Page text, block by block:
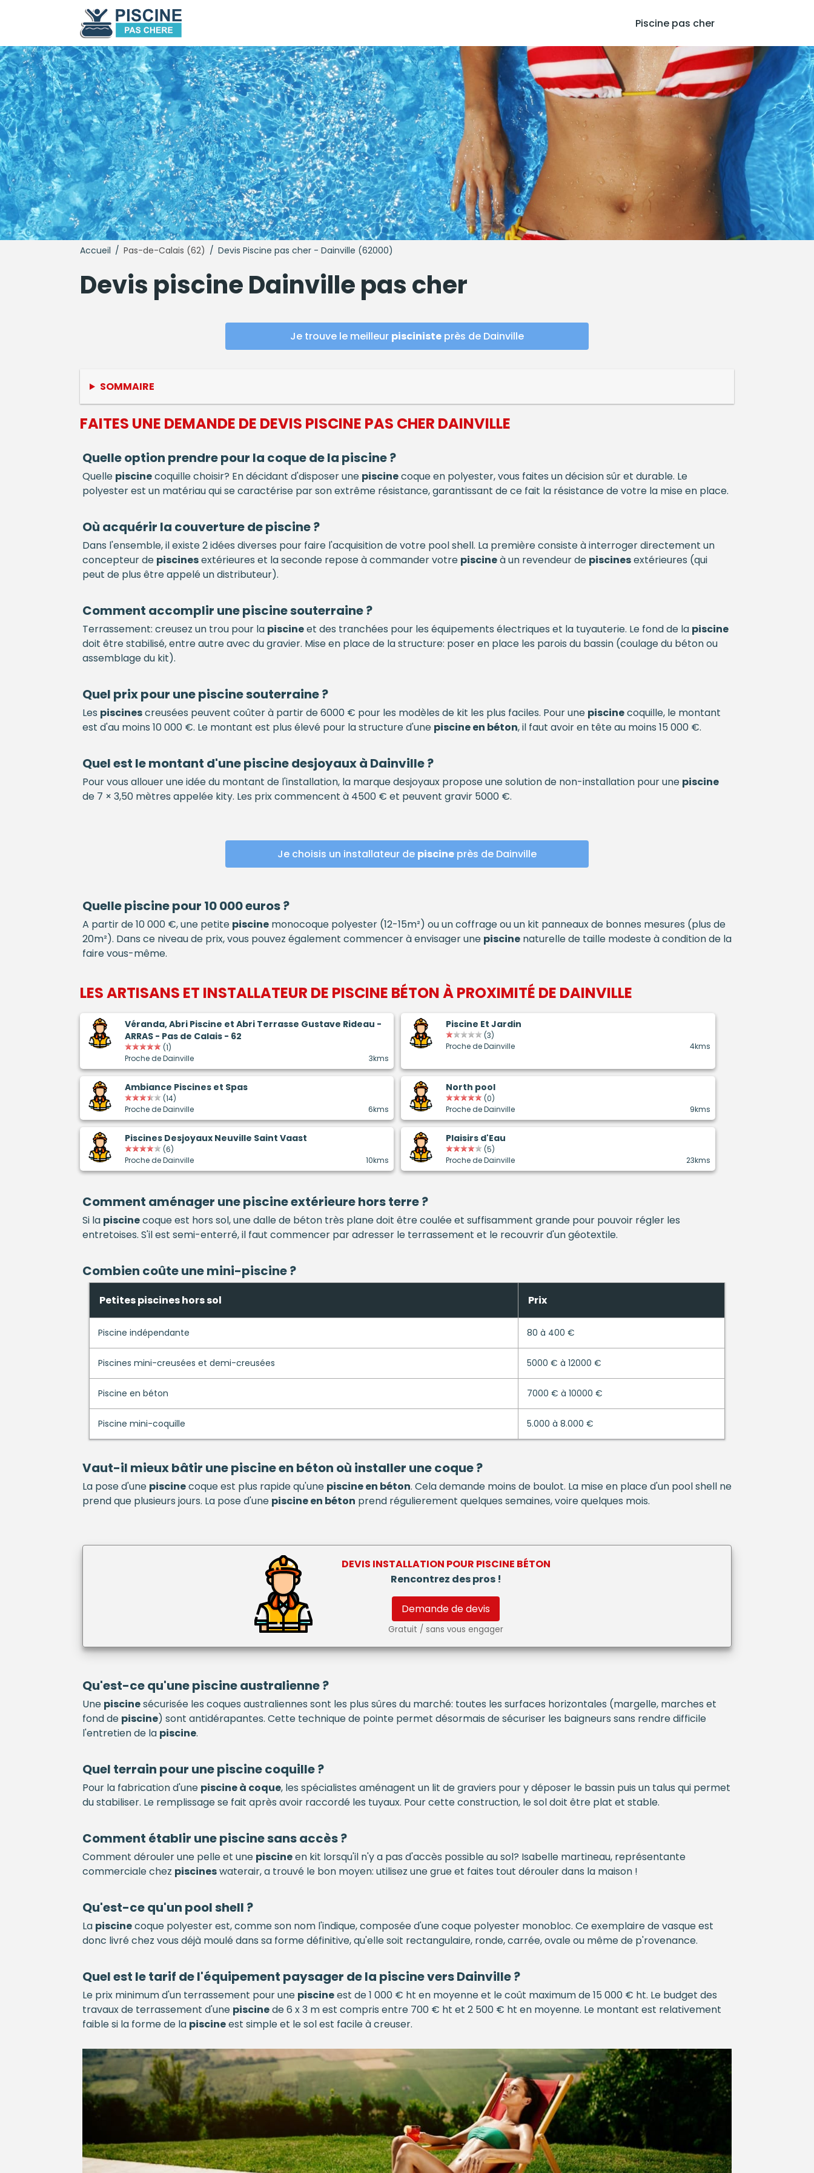
Piscine pas cher
Accueil / Pas-de-Calais (62) / Devis Piscine pas cher - Dainville (62000)
Devis piscineDainville pas cher
Je trouve le meilleur pisciniste près de Dainville
SOMMAIRE
FAITES UNE DEMANDE DE DEVIS PISCINE PAS CHER DAINVILLE
Quelle option prendre pour la coque de la piscine?
Quelle piscinecoquille choisir? En décidant d'disposer une piscinecoque en polyester, vous faites un décision sûr et durable. Le
polyester est un matériau qui se caractérise par son extrême résistance, garantissant de ce fait la résistance de votre la mise en place.
Où acquérir la couverture depiscine?
Dans l'ensemble, il existe 2 idées diverses pour faire l'acquisition de votre pool shell. La première consiste à interroger directement un
concepteur de piscinesextérieures et la seconde repose à commander votre piscineà un revendeur de piscinesextérieures (qui
peut de plus être appelé un distributeur).
Comment accomplir unepiscinesouterraine ?
Terrassement: creusez un trou pour la piscineet des tranchées pour les équipements électriques et la tuyauterie. Le fond de la piscine
doit être stabilisé, entre autre avec du gravier. Mise en place de la structure: poser en place les parois du bassin (coulage du béton ou
assemblage du kit).
Quel prix pour unepiscinesouterraine ?
Les piscinescreusées peuvent coûter à partir de 6000 € pour les modèles de kit les plus faciles. Pour une piscinecoquille, le montant
est d'au moins 10 000 €. Le montant est plus élevé pour la structure d'une piscine en béton, il faut avoir en tête au moins 15 000 €.
Quel est le montant d'unepiscinedesjoyaux à Dainville ?
Pour vous allouer une idée du montant de l'installation, la marque desjoyaux propose une solution de non-installation pour une piscine
de 7 × 3,50 mètres appelée kity. Les prix commencent à 4500 € et peuvent gravir 5000 €.
Je choisis un installateur de piscine près de Dainville
Quellepiscinepour 10 000 euros ?
A partir de 10 000 €, une petite piscine monocoque polyester (12-15m²) ou un coffrage ou un kit panneaux de bonnes mesures (plus de
20m²). Dans ce niveau de prix, vous pouvez également commencer à envisager une piscine naturelle de taille modeste à condition de la
faire vous-même.
LES ARTISANS ET INSTALLATEUR DE PISCINE BÉTONÀ PROXIMITÉ DE DAINVILLE
Véranda, Abri Piscine et Abri Terrasse Gustave Rideau -
ARRAS - Pas de Calais - 62
(1)
Proche de Dainville
3kms
Piscine Et Jardin
(3)
Proche de Dainville
4kms
Ambiance Piscines et Spas
(14)
Proche de Dainville
6kms
North pool
(0)
Proche de Dainville
9kms
Piscines Desjoyaux Neuville Saint Vaast
(6)
Proche de Dainville
10kms
Plaisirs d'Eau
(5)
Proche de Dainville
23kms
Comment aménager unepiscineextérieure hors terre ?
Si la piscinecoque est hors sol, une dalle de béton très plane doit être coulée et suffisamment grande pour pouvoir régler les
entretoises. S'il est semi-enterré, il faut commencer par adresser le terrassement et le recouvrir d'un géotextile.
Combien coûte une mini-piscine?
Petites piscines hors sol Prix
Piscine indépendante 80 à 400 €
Piscines mini-creusées et demi-creusées 5000 € à 12000 €
Piscine en béton 7000 € à 10000 €
Piscine mini-coquille 5.000 à 8.000 €
Vaut-il mieux bâtir unepiscine en béton où installer une coque ?
La pose d'une piscinecoque est plus rapide qu'une piscine en béton. Cela demande moins de boulot. La mise en place d'un pool shell ne
prend que plusieurs jours. La pose d'une piscine en béton prend régulierement quelques semaines, voire quelques mois.
DEVIS INSTALLATION POUR PISCINE BÉTON
Rencontrez des pros !
Demande de devis
Gratuit / sans vous engager
Qu'est-ce qu'unepiscineaustralienne ?
Une piscinesécurisée les coques australiennes sont les plus sûres du marché: toutes les surfaces horizontales (margelle, marches et
fond de piscine) sont antidérapantes. Cette technique de pointe permet désormais de sécuriser les baigneurs sans rendre difficile
l'entretien de la piscine.
Quel terrain pour unepiscinecoquille ?
Pour la fabrication d'une piscine à coque, les spécialistes aménagent un lit de graviers pour y déposer le bassin puis un talus qui permet
du stabiliser. Le remplissage se fait après avoir raccordé les tuyaux. Pour cette construction, le sol doit être plat et stable.
Comment établir unepiscinesans accès ?
Comment dérouler une pelle et une piscineen kit lorsqu'il n'y a pas d'accès possible au sol? Isabelle martineau, représentante
commerciale chez piscineswaterair, a trouvé le bon moyen: utilisez une grue et faites tout dérouler dans la maison !
Qu'est-ce qu'un pool shell ?
La piscinecoque polyester est, comme son nom l'indique, composée d'une coque polyester monobloc. Ce exemplaire de vasque est
donc livré chez vous déjà moulé dans sa forme définitive, qu'elle soit rectangulaire, ronde, carrée, ovale ou même de p'rovenance.
Quel est le tarif de l'équipement paysager de la piscinevers Dainville ?
Le prix minimum d'un terrassement pour une piscineest de 1 000 € ht en moyenne et le coût maximum de 15 000 € ht. Le budget des
travaux de terrassement d'une piscinede 6 x 3 m est compris entre 700 € ht et 2 500 € ht en moyenne. Le montant est relativement
faible si la forme de la piscineest simple et le sol est facile à creuser.